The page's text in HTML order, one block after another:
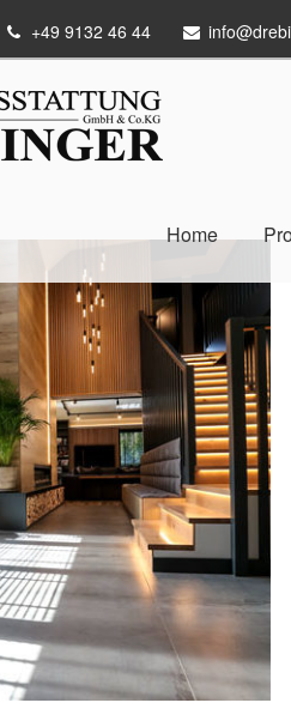
+49 9132 46 44
Home